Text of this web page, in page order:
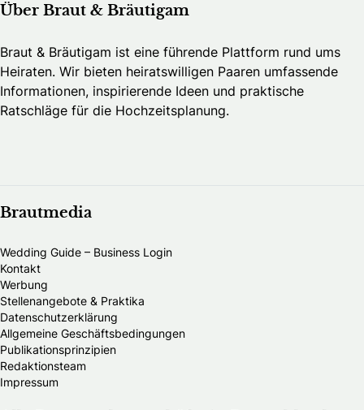
Über Braut & Bräutigam
Braut & Bräutigam ist eine führende Plattform rund ums
Heiraten. Wir bieten heiratswilligen Paaren umfassende
Informationen, inspirierende Ideen und praktische
Ratschläge für die Hochzeitsplanung.
Brautmedia
Wedding Guide – Business Login
Kontakt
Werbung
Stellenangebote & Praktika
Datenschutzerklärung
Allgemeine Geschäftsbedingungen
Publikationsprinzipien
Redaktionsteam
Impressum